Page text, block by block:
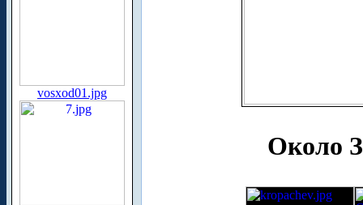
vosxod01.jpg
Около